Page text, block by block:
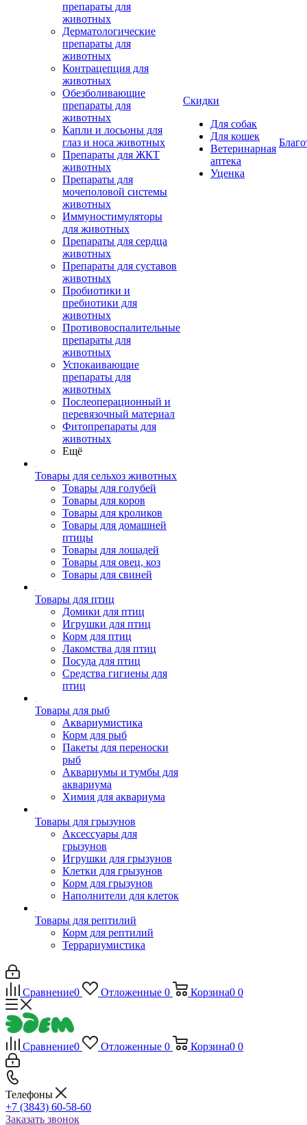
препараты для
животных
Дерматологические
препараты для
животных
Контрацепция для
животных
Обезболивающие
препараты для
животных
Капли и лосьоны для
глаз и носа животных
Препараты для ЖКТ
животных
Препараты для
мочеполовой системы
животных
Иммуностимуляторы
для животных
Препараты для сердца
животных
Препараты для суставов
животных
Пробиотики и
пребиотики для
животных
Противовоспалительные
препараты для
животных
Успокаивающие
препараты для
животных
Послеоперационный и
перевязочный материал
Фитопрепараты для
животных
Ещё
Товары для сельхоз животных
Товары для голубей
Товары для коров
Товары для кроликов
Товары для домашней
птицы
Товары для лошадей
Товары для овец, коз
Товары для свиней
Товары для птиц
Домики для птиц
Игрушки для птиц
Корм для птиц
Лакомства для птиц
Посуда для птиц
Средства гигиены для
птиц
Товары для рыб
Аквариумистика
Корм для рыб
Пакеты для переноски
рыб
Аквариумы и тумбы для
аквариума
Химия для аквариума
Товары для грызунов
Аксессуары для
грызунов
Игрушки для грызунов
Клетки для грызунов
Корм для грызунов
Наполнители для клеток
Товары для рептилий
Корм для рептилий
Террариумистика
Скидки
Для собак
Для кошек
Ветеринарная
аптека
Уценка
Сравнение0 Отложенные 0 Корзина0 0
Сравнение0 Отложенные 0 Корзина0 0
Телефоны
+7 (3843) 60-58-60
Заказать звонок